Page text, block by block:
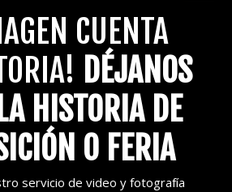
CUENTA
DÉJANOS
HISTORIA DE
O FERIA
servicio de video y fotografía